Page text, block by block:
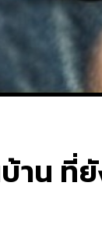
บ้าน